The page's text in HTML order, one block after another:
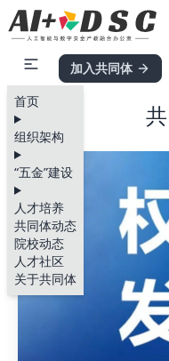
首页
组织架构
“五金”建设
人才培养
共同体动态
院校动态
人才社区
关于共同体
加入共同体